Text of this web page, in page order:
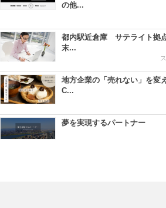
の他...
都内駅近倉庫 サテライト拠
末...
地方企業の「売れない」を変
C...
夢を実現するパートナー